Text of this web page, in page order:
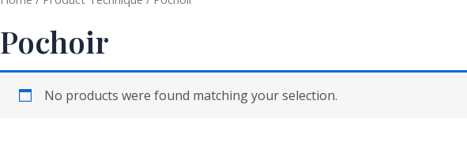
Pochoir
No products were found matching your selection.